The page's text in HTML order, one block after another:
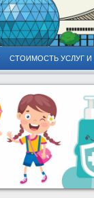
СТОИМОСТЬ УСЛУГ